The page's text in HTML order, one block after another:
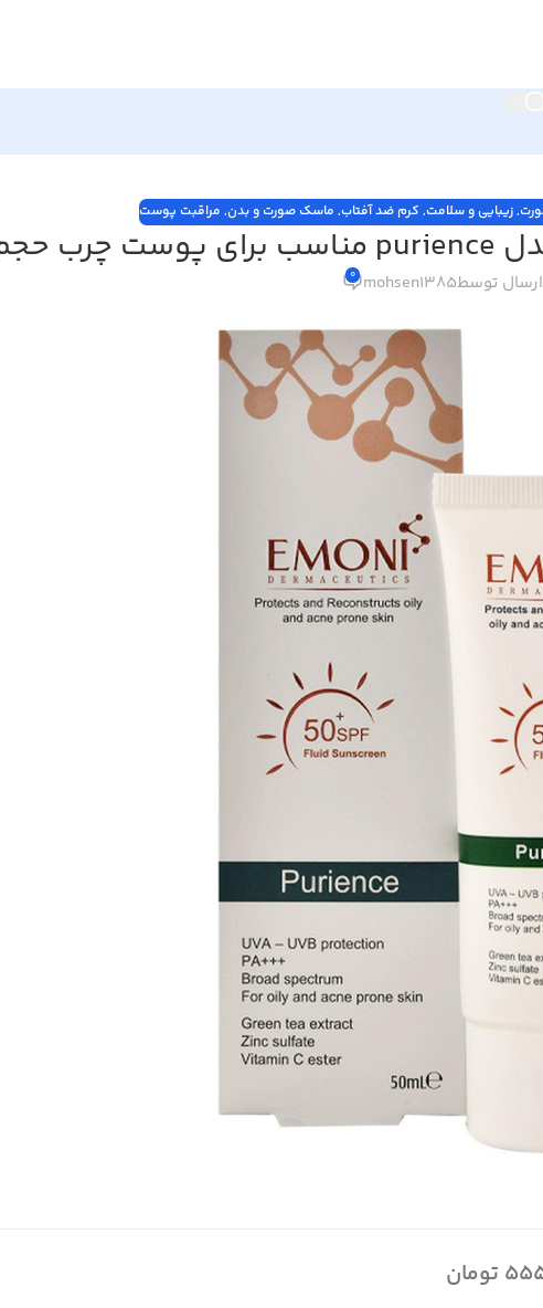
,زیبایی و سلامت, کرم ضد آفتاب, ماسک صورت و بدن, مراقبت پوست
ارسال توسطmohsen1385
0